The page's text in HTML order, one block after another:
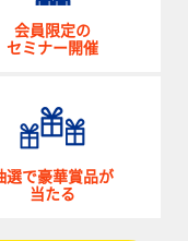
会員限定の
セミナー開催
選で豪華賞品が
当たる